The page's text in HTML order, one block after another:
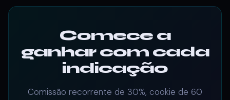
Comece a
ganhar com cada
indicação
Comissão recorrente de 30%, cookie de 60